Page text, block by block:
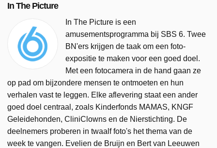
In The Picture
In The Picture is een
amusementsprogramma bij SBS 6. Twee
BN'ers krijgen de taak om een foto-
expositie te maken voor een goed doel.
Met een fotocamera in de hand gaan ze
op pad om bijzondere mensen te ontmoeten en hun
verhalen vast te leggen. Elke aflevering staat een ander
goed doel centraal, zoals Kinderfonds MAMAS, KNGF
Geleidehonden, CliniClowns en de Nierstichting. De
deelnemers proberen in twaalf foto's het thema van de
week te vangen. Evelien de Bruijn en Bert van Leeuwen